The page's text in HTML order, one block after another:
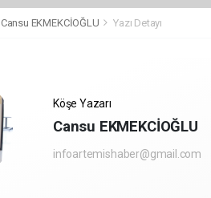
Cansu EKMEKCİOĞLU Yazı Detayı
Köşe Yazarı
Cansu EKMEKCİOĞLU
infoartemishaber@gmail.com